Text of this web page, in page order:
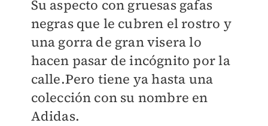
Su aspecto con gruesas gafas
negras que le cubren el rostro y
una gorra de gran visera lo
hacen pasar de incógnito por la
calle.Pero tiene ya hasta una
colección con su nombre en
Adidas.